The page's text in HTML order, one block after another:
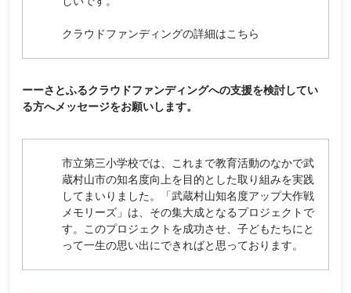
クラウドファンディングの詳細はこちら
ーーさとふるクラウドファンディングへの支援を検討してい
る方へメッセージをお願いします。
市立第三小学校では、これまで教育活動のなかで武
蔵村山市の知名度向上を目的とした取り組みを実践
してまいりました。「武蔵村山知名度アップ大作戦
メモリーズ」は、その集大成となるプロジェクトで
す。このプロジェクトを成功させ、子どもたちにと
って一生の思い出にできればと思っております。